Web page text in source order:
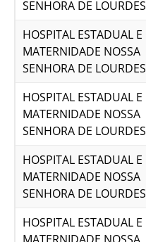
SENHORA DE LOURDES
HOSPITAL ESTADUAL E
MATERNIDADE NOSSA
SENHORA DE LOURDES
HOSPITAL ESTADUAL E
MATERNIDADE NOSSA
SENHORA DE LOURDES
HOSPITAL ESTADUAL E
MATERNIDADE NOSSA
SENHORA DE LOURDES
HOSPITAL ESTADUAL E